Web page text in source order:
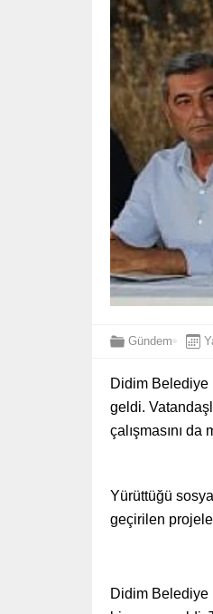
Gündem
Didim Belediye
geldi.
çalışmasını da
Yürüttüğü
geçirilen
Didim Belediye